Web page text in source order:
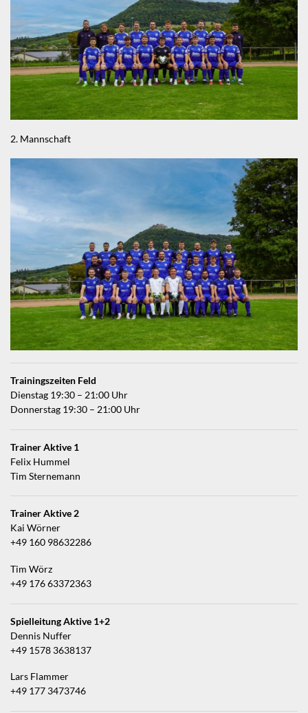
2. Mannschaft
Trainingszeiten Feld
Dienstag 19:30 – 21:00 Uhr
Donnerstag 19:30 – 21:00 Uhr
Trainer Aktive 1
Felix Hummel
Tim Sternemann
Trainer Aktive 2
Kai Wörner
+49 160 98632286
Tim Wörz
+49 176 63372363
Spielleitung Aktive 1+2
Dennis Nuffer
+49 1578 3638137
Lars Flammer
+49 177 3473746